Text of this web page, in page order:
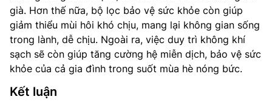
già. Hơn thế nữa, bộ lọc bảo vệ sức khỏe còn giúp
giảm thiểu mùi hôi khó chịu, mang lại không gian sống
trong lành, dễ chịu. Ngoài ra, việc duy trì không khí
sạch sẽ còn giúp tăng cường hệ miễn dịch, bảo vệ sức
khỏe của cả gia đình trong suốt mùa hè nóng bức.
Kết luận